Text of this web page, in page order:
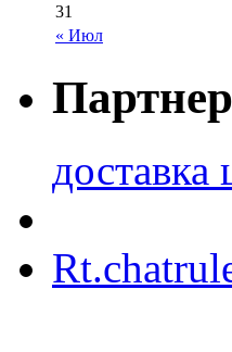
« Июл
31
доставка